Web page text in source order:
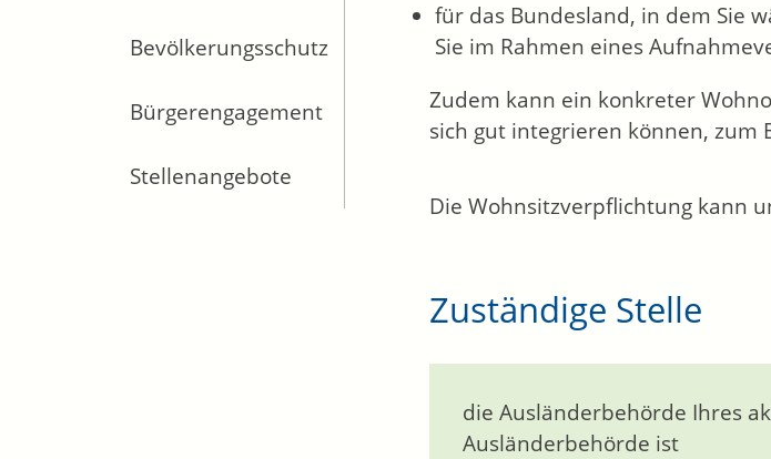
Bevölkerungsschutz
Bürgerengagement
Stellenangebote
für das Bundesland, in dem Sie
Sie im Rahmen eines
Zudem kann ein konkreter
sich gut integrieren können, zum
Die Wohnsitzverpflichtung kann
Zuständige Stelle
die Ausländerbehörde Ihres
Ausländerbehörde ist